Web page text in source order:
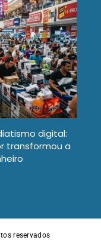
digital:
transformou a
reservados